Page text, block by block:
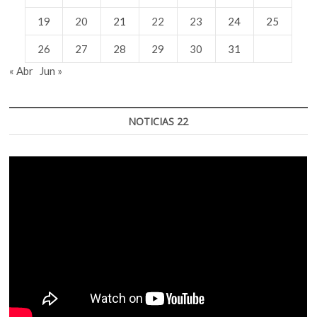
19 20 21 22 23 24 25
26 27 28 29 30
31
« Abr
Jun »
NOTICIAS 22